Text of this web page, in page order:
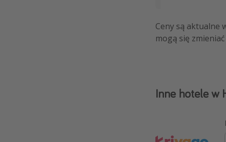
Ceny są aktualne
mogą się
Inne hotele w